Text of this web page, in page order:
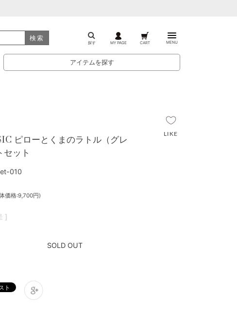
検索
探す MY PAGE CART MENU
アイテムを探す
ピローとくまのラトル（グレ
ット
010
価格:9,700円)
]
SOLD OUT